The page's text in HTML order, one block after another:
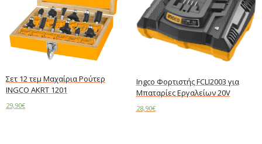
Σετ 12 τεμ Μαχαίρια Ρούτερ
INGCO AKRT 1201
29,90€
Ingco Φορτιστής FCLI2003 για
Μπαταρίες Εργαλείων 20V
28,90€